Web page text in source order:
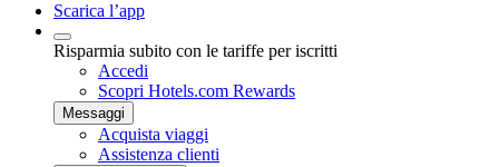
Scarica l’app
Risparmia subito con le tariffe per iscritti
Accedi
Scopri Hotels.com Rewards
Messaggi
Acquista viaggi
Assistenza clienti